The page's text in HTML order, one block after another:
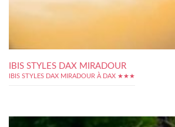
IBIS STYLES DAX MIRADOUR
IBIS STYLES DAX MIRADOUR À DAX ★★★